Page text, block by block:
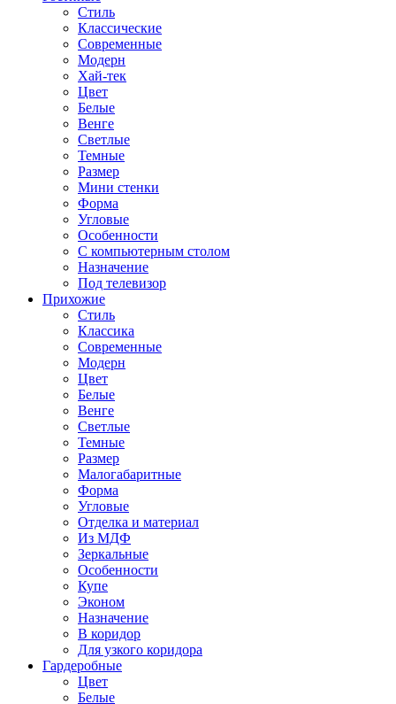
Стиль
Классические
Современные
Модерн
Хай-тек
Цвет
Белые
Венге
Светлые
Темные
Размер
Мини стенки
Форма
Угловые
Особенности
С компьютерным столом
Назначение
Под телевизор
Прихожие
Стиль
Классика
Современные
Модерн
Цвет
Белые
Венге
Светлые
Темные
Размер
Малогабаритные
Форма
Угловые
Отделка и материал
Из МДФ
Зеркальные
Особенности
Купе
Эконом
Назначение
В коридор
Для узкого коридора
Гардеробные
Цвет
Белые